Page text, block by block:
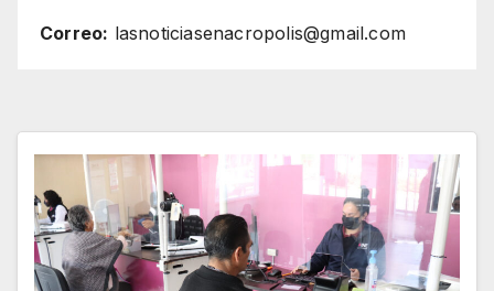
Correo: lasnoticiasenacropolis@gmail.com